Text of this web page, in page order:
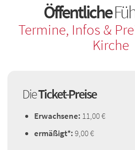
Öffentliche
Termine, Infos &
Kirche
DieTicket-Preise
Erwachsene: 11,00 €
ermäßigt*:9,00 €